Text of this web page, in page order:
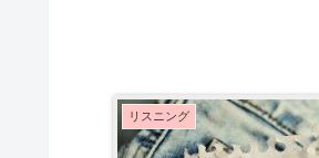
リスニング